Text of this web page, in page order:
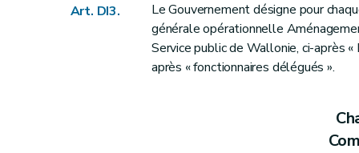
Section 2 Définition et contenu
Sous-section 1re
Schéma de
Art. DII10
Art. DI3.
Le Gouvernement désigne pour
générale opérationnelle
Service public de Wallonie, ci-après
après « fonctionnaires délégués ».